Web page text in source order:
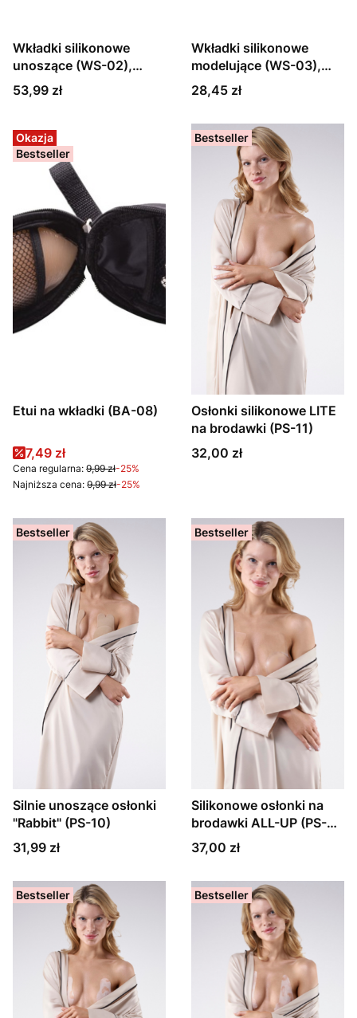
Wkładki silikonowe
unoszące (WS-02),
cieliste
Cena
53,99 zł
Wkładki silikonowe
modelujące (WS-03),
cieliste
Cena
28,45 zł
Okazja
Bestseller
Etui na wkładki (BA-08)
Cena promocyjna
7,49 zł
Cena regularna: 9,99 zł-25%
Najniższa cena: 9,99 zł-25%
Bestseller
Osłonki silikonowe LITE
na brodawki (PS-11)
Cena
32,00 zł
Bestseller
Silnie unoszące osłonki
"Rabbit" (PS-10)
Cena
31,99 zł
Bestseller
Silikonowe osłonki na
brodawki ALL-UP (PS-
09)
Cena
37,00 zł
Bestseller Bestseller